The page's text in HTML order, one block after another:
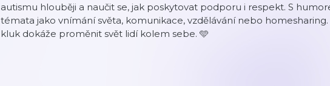
autismu hlouběji a naučit se, jak poskytovat podporu i respekt. S
témata jako vnímání světa, komunikace, vzdělávání nebo
kluk dokáže proměnit svět lidí kolem sebe. 🩵